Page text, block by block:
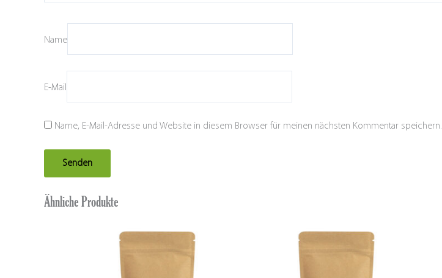
Name
E-Mail
Name, E-Mail-Adresse und Website in diesem Browser für meinen nächsten Kommentar speichern.
Ähnliche Produkte